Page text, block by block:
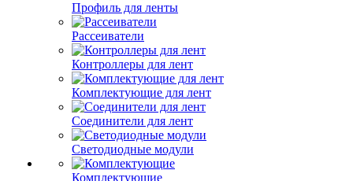
Профиль для ленты
Рассеиватели
Контроллеры для лент
Комплектующие для лент
Соединители для лент
Светодиодные модули
Комплектующие